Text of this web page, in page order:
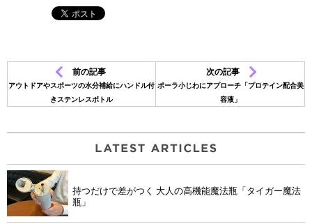
前の記事
アウトドアやスポーツの水分補給にハンドル付
きステンレスボトル
次の記事
ポーラ小じわにアプローチ「プロテイン配合美
容液」
持つだけで差がつく 大人の高機能魔法瓶「タイガー魔法
瓶」